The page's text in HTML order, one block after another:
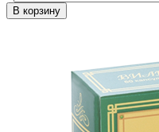
В корзину